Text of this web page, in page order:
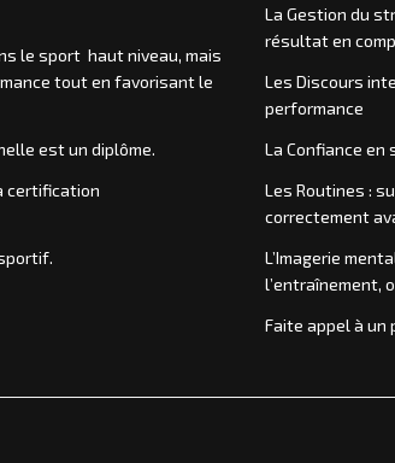
le sport haut niveau, mais
tout en favorisant le
est un diplôme.
certification
La Gestion du
résultat en
Les Discours
performance
La Confiance
Les Routines :
correctement
L’Imagerie
l’entraînement,
Faite appel à un